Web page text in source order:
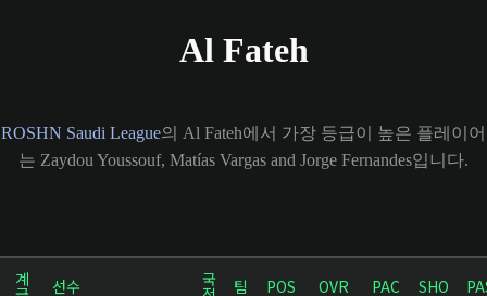
Al Fateh
ROSHN Saudi League의 Al Fateh에서 가장 등급이 높은 플레이어
는 Zaydou Youssouf, Matías Vargas and Jorge Fernandes입니다.
계 선수 국 팀 POS OVR PAC SHO